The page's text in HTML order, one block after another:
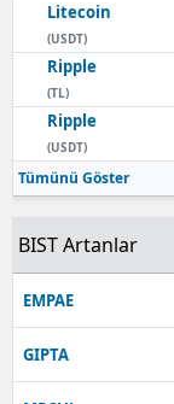
Litecoin
(USDT)
Ripple
(TL)
Ripple
(USDT)
Tümünü Göster
BIST Artanlar
EMPAE
GIPTA